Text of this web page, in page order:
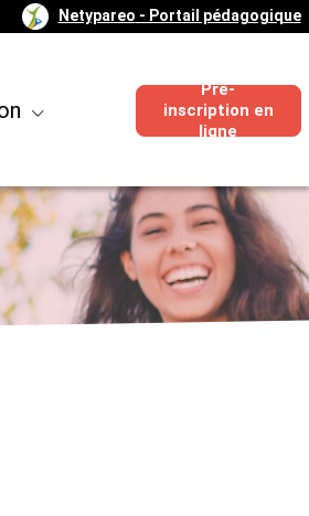
Netypareo - Portail pédagogique
Pré-
inscription en
ligne